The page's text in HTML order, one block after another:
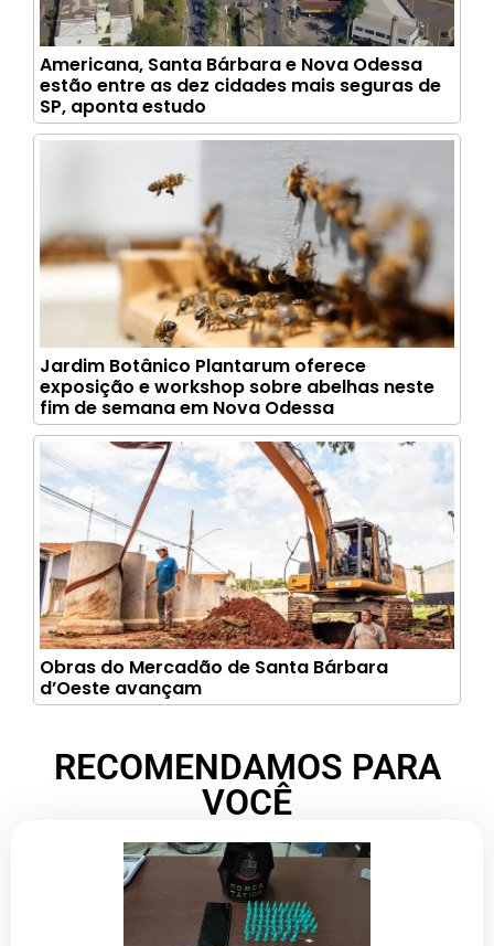
Americana, Santa Bárbara e Nova Odessa
estão entre as dez cidades mais seguras de
SP, aponta estudo
Jardim Botânico Plantarum oferece
exposição e workshop sobre abelhas neste
fim de semana em Nova Odessa
Obras do Mercadão de Santa Bárbara
d’Oeste avançam
RECOMENDAMOS PARA
VOCÊ